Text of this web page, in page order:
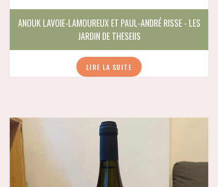
ANOUK LAVOIE-LAMOUREUX ET PAUL-ANDRÉ RISSE - LES
JARDIN DE THESEIIS
LIRE LA SUITE